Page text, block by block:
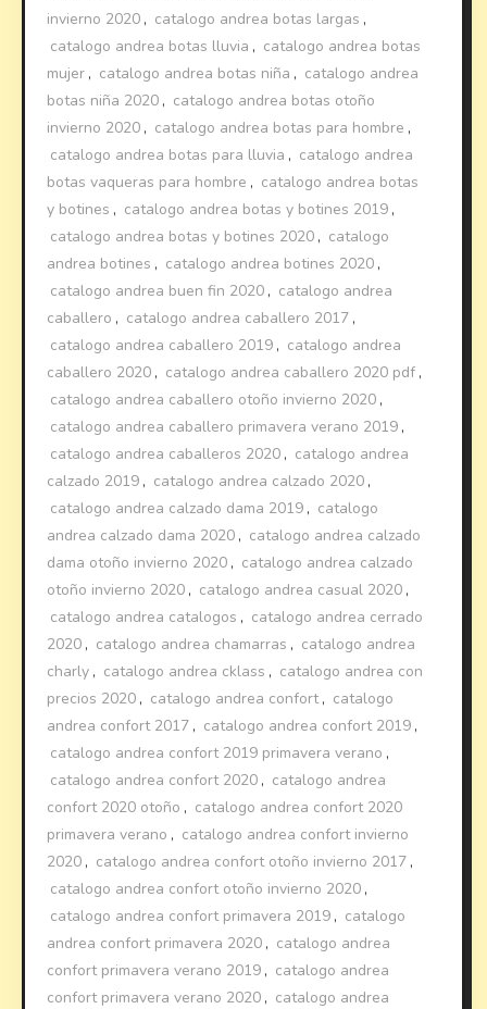
invierno 2020 , catalogo andrea botas largas ,
catalogo andrea botas lluvia , catalogo andrea botas
mujer , catalogo andrea botas niña , catalogo andrea
botas niña 2020 , catalogo andrea botas otoño
invierno 2020 , catalogo andrea botas para hombre ,
catalogo andrea botas para lluvia , catalogo andrea
botas vaqueras para hombre , catalogo andrea botas
y botines , catalogo andrea botas y botines 2019 ,
catalogo andrea botas y botines 2020 , catalogo
andrea botines , catalogo andrea botines 2020 ,
catalogo andrea buen fin 2020 , catalogo andrea
caballero , catalogo andrea caballero 2017 ,
catalogo andrea caballero 2019 , catalogo andrea
caballero 2020 , catalogo andrea caballero 2020 pdf ,
catalogo andrea caballero otoño invierno 2020 ,
catalogo andrea caballero primavera verano 2019 ,
catalogo andrea caballeros 2020 , catalogo andrea
calzado 2019 , catalogo andrea calzado 2020 ,
catalogo andrea calzado dama 2019 , catalogo
andrea calzado dama 2020 , catalogo andrea calzado
dama otoño invierno 2020 , catalogo andrea calzado
otoño invierno 2020 , catalogo andrea casual 2020 ,
catalogo andrea catalogos , catalogo andrea cerrado
2020 , catalogo andrea chamarras , catalogo andrea
charly , catalogo andrea cklass , catalogo andrea con
precios 2020 , catalogo andrea confort, catalogo
andrea confort 2017 , catalogo andrea confort 2019 ,
catalogo andrea confort 2019 primavera verano ,
catalogo andrea confort 2020 , catalogo andrea
confort 2020 otoño , catalogo andrea confort 2020
primavera verano , catalogo andrea confort invierno
2020 , catalogo andrea confort otoño invierno 2017 ,
catalogo andrea confort otoño invierno 2020 ,
catalogo andrea confort primavera 2019 , catalogo
andrea confort primavera 2020 , catalogo andrea
confort primavera verano 2019 , catalogo andrea
confort primavera verano 2020 , catalogo andrea